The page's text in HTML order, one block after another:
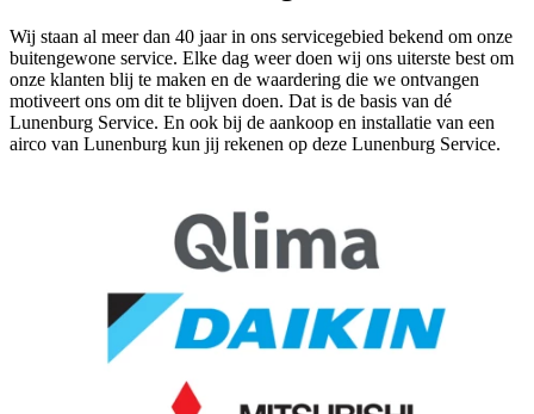
Wij staan al meer dan 40 jaar in ons servicegebied bekend om onze
buitengewone service. Elke dag weer doen wij ons uiterste best om
onze klanten blij te maken en de waardering die we ontvangen
motiveert ons om dit te blijven doen. Dat is de basis van dé
Lunenburg Service. En ook bij de aankoop en installatie van een
airco van Lunenburg kun jij rekenen op deze Lunenburg Service.